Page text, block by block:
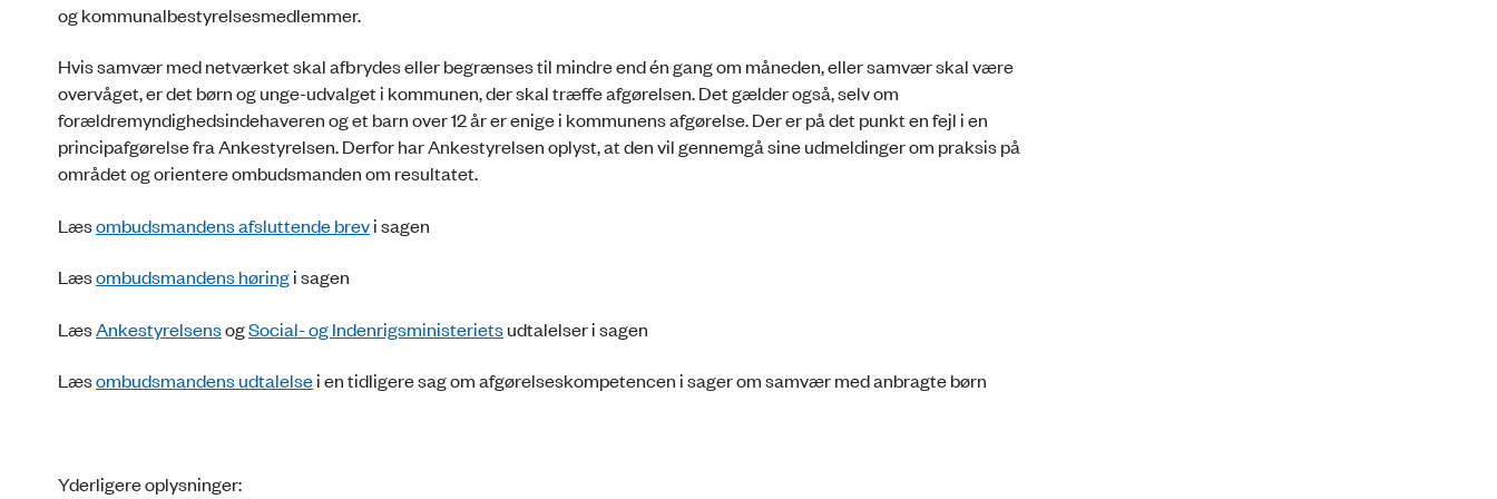
og kommunalbestyrelsesmedlemmer.
Hvis samvær med netværket skal afbrydes eller begrænses til mindre end én gang om måneden, eller samvær skal være
overvåget, er det børn og unge-udvalget i kommunen, der skal træffe afgørelsen. Det gælder også, selv om
forældremyndighedsindehaveren og et barn over 12 år er enige i kommunens afgørelse. Der er på det punkt en fejl i en
principafgørelse fra Ankestyrelsen. Derfor har Ankestyrelsen oplyst, at den vil gennemgå sine udmeldinger om praksis på
området og orientere ombudsmanden om resultatet.
Læsombudsmandens afsluttende brevi sagen
Læsombudsmandens høringi sagen
LæsAnkestyrelsensogSocial- og Indenrigsministerietsudtalelser i sagen
Læsombudsmandens udtalelsei en tidligere sag om afgørelseskompetencen i sager om samvær med anbragte børn
Yderligere oplysninger: